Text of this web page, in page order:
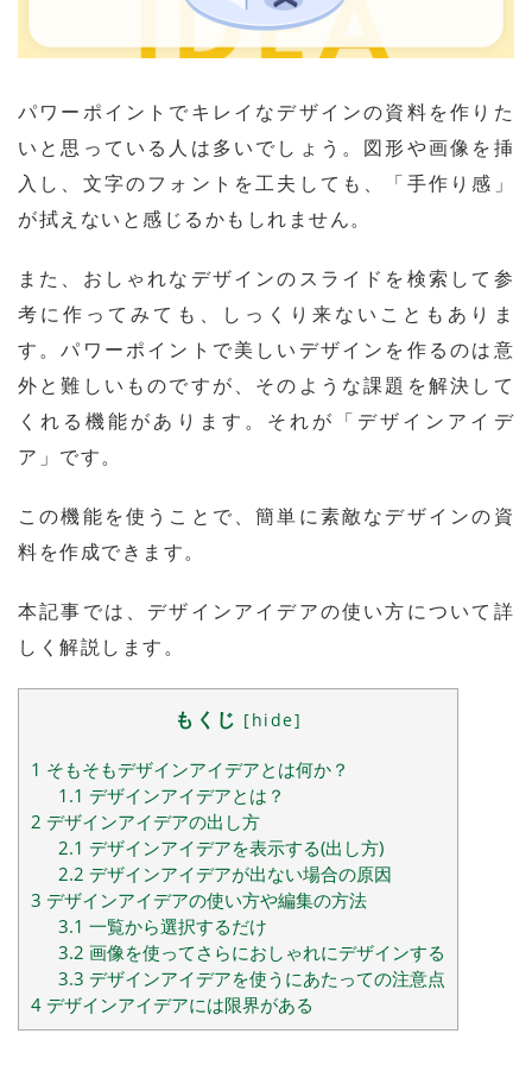
パワーポイントでキレイなデザインの資料を作りた
いと思っている人は多いでしょう。図形や画像を挿
入し、文字のフォントを工夫しても、「手作り感」
が拭えないと感じるかもしれません。
また、おしゃれなデザインのスライドを検索して参
考に作ってみても、しっくり来ないこともありま
す。パワーポイントで美しいデザインを作るのは意
外と難しいものですが、そのような課題を解決して
くれる機能があります。それが「デザインアイデ
ア」です。
この機能を使うことで、簡単に素敵なデザインの資
料を作成できます。
本記事では、デザインアイデアの使い方について詳
しく解説します。
もくじ [hide]
1 そもそもデザインアイデアとは何か？
1.1 デザインアイデアとは？
2 デザインアイデアの出し方
2.1 デザインアイデアを表示する(出し方)
2.2 デザインアイデアが出ない場合の原因
3 デザインアイデアの使い方や編集の方法
3.1 一覧から選択するだけ
3.2 画像を使ってさらにおしゃれにデザインする
3.3 デザインアイデアを使うにあたっての注意点
4 デザインアイデアには限界がある